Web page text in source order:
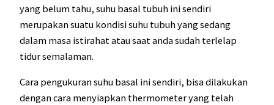
yang belum tahu, suhu basal tubuh ini sendiri
merupakan suatu kondisi suhu tubuh yang sedang
dalam masa istirahat atau saat anda sudah terlelap
tidur semalaman.
Cara pengukuran suhu basal ini sendiri, bisa dilakukan
dengan cara menyiapkan thermometer yang telah